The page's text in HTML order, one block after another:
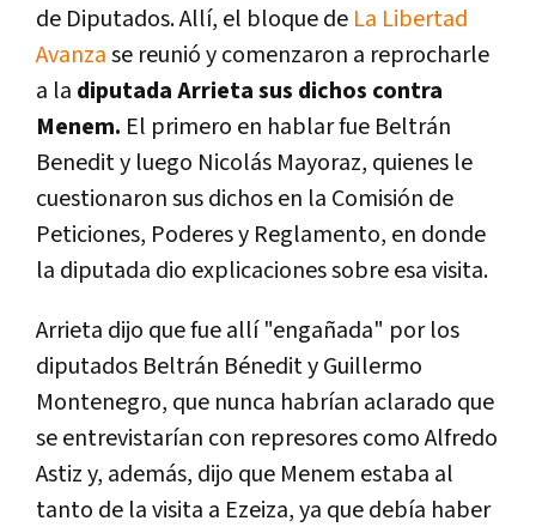
de Diputados. Allí, el bloque de La Libertad
Avanzase reunió y comenzaron a reprocharle
a la diputada Arrieta sus dichos contra
Menem. El primero en hablar fue Beltrán
Benedit y luego Nicolás Mayoraz, quienes le
cuestionaron sus dichos en la Comisión de
Peticiones, Poderes y Reglamento, en donde
la diputada dio explicaciones sobre esa visita.
Arrieta dijo que fue allí "engañada" por los
diputados Beltrán Bénedit y Guillermo
Montenegro, que nunca habrían aclarado que
se entrevistarían con represores como Alfredo
Astiz y, además, dijo que Menem estaba al
tanto de la visita a Ezeiza, ya que debía haber